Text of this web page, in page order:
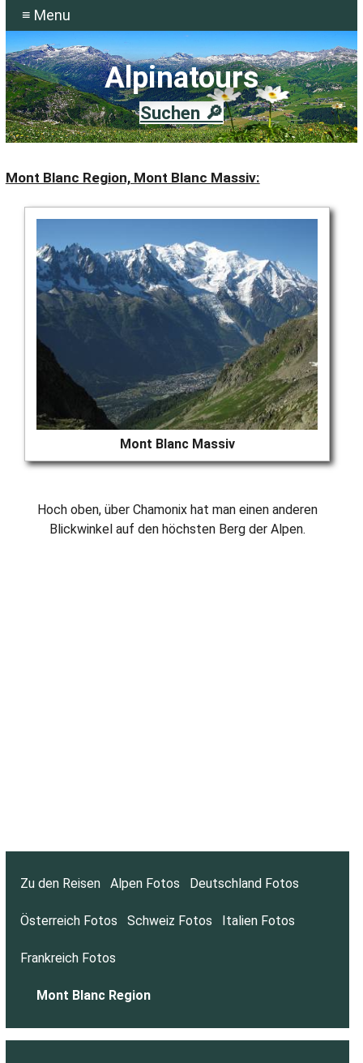
≡ Menu
Suchen 🔎
Alpinatours
Mont Blanc Region, Mont Blanc Massiv:
Mont Blanc Massiv
Hoch oben, über Chamonix hat man einen anderen
Blickwinkel auf den höchsten Berg der Alpen.
Zu den Reisen Alpen Fotos Deutschland Fotos
Österreich Fotos Schweiz Fotos Italien Fotos
Frankreich Fotos
Mont Blanc Region